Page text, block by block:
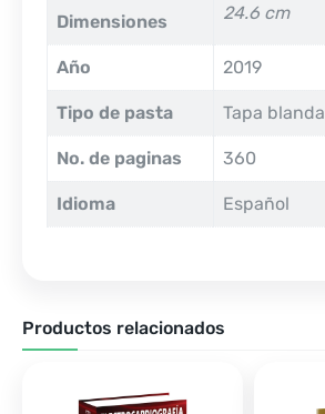
Dimensiones 24.6 cm
Año 2019
Tipo de pasta Tapa blanda
No. de paginas 360
Idioma Español
Productos relacionados